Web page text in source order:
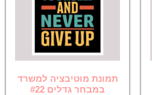
תמונת מוטיבציה למשרד
במבחר גדלים #22